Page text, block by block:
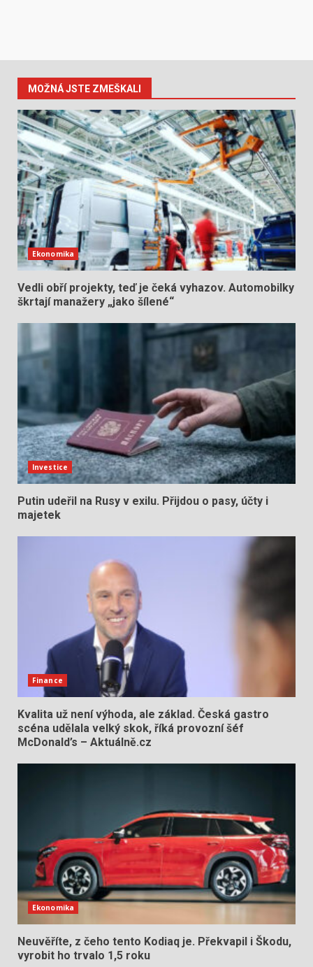
MOŽNÁ JSTE ZMEŠKALI
Ekonomika
Vedli obří projekty, teď je čeká vyhazov. Automobilky
škrtají manažery „jako šílené“
Investice
Putin udeřil na Rusy v exilu. Přijdou o pasy, účty i
majetek
Finance
Kvalita už není výhoda, ale základ. Česká gastro
scéna udělala velký skok, říká provozní šéf
McDonald’s – Aktuálně.cz
Ekonomika
Neuvěříte, z čeho tento Kodiaq je. Překvapil i Škodu,
vyrobit ho trvalo 1,5 roku